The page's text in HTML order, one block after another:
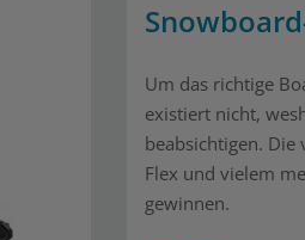
Um das richtige
existiert nicht,
beabsichtigen. Die
Flex und vielem
gewinnen.